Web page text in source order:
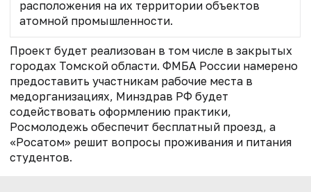
расположения на их территории объектов
атомной промышленности.
Проект будет реализован в том числе в закрытых
городах Томской области. ФМБА России намерено
предоставить участникам рабочие места в
медорганизациях, Минздрав РФ будет
содействовать оформлению практики,
Росмолодежь обеспечит бесплатный проезд, а
«Росатом» решит вопросы проживания и питания
студентов.